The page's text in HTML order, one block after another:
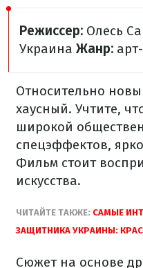
Режиссер: Олесь
Украина Жанр:
Относительно
хаусный. Учтите,
широкой
спецэффектов,
Фильм стоит
искусства.
ЧИТАЙТЕ ТАКЖЕ: САМЫЕ
ЗАЩИТНИКА УКРАИНЫ:
Сюжет на основе